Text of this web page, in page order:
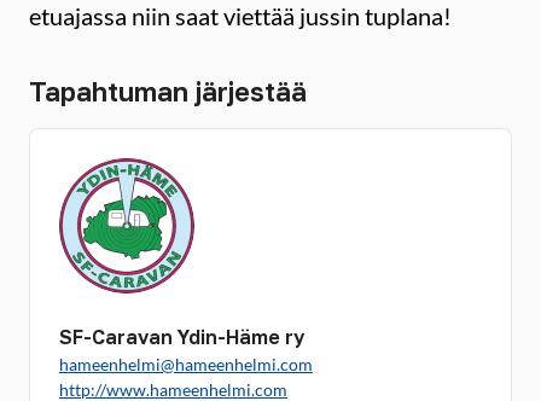
etuajassa niin saat viettää jussin tuplana!
Tapahtuman järjestää
SF-Caravan Ydin-Häme ry
hameenhelmi@hameenhelmi.com
http://www.hameenhelmi.com